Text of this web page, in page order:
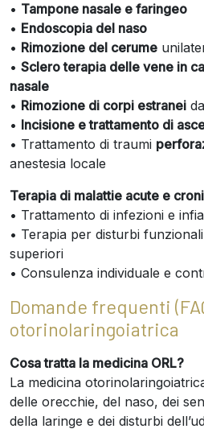
• Tampone nasale e faringeo
• Endoscopia del naso
• Rimozione del cerume
• Sclero terapia delle vene in
nasale
• Rimozione di corpi estranei
• Incisione e trattamento di
• Trattamento di traumi
anestesia locale
Terapia di malattie acute e
• Trattamento di infezioni e
• Terapia per disturbi
superiori
• Consulenza individuale e
Domande frequenti
otorinolaringoiatrica
Cosa tratta la medicina ORL?
La medicina
delle orecchie, del naso, dei
della laringe e dei disturbi